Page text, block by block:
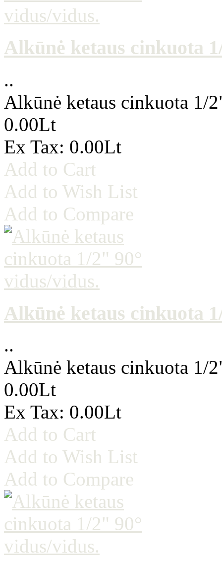
Alkūnė ketaus cinkuota
..
Alkūnė ketaus cinkuota 1/
0.00Lt
Ex Tax: 0.00Lt
Add to Cart
Add to Wish List
Add to Compare
Alkūnė ketaus cinkuota
..
Alkūnė ketaus cinkuota 1/
0.00Lt
Ex Tax: 0.00Lt
Add to Cart
Add to Wish List
Add to Compare